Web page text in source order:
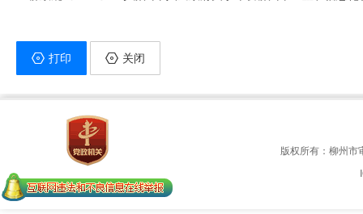
打印 关闭
版权所有：柳州市